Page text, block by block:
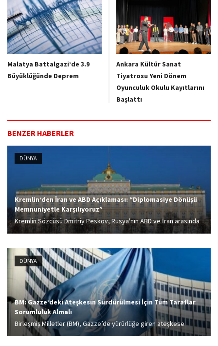
Malatya Battalgazi’de 3.9
Büyüklüğünde Deprem
Ankara Kültür Sanat
Tiyatrosu Yeni Dönem
Oyunculuk Okulu Kayıtlarını
Başlattı
BENZER HABERLER
DÜNYA
Kremlin’den İran ve ABD Açıklaması: “Diplomasiye Dönüşü
Memnuniyetle Karşılıyoruz”
Kremlin Sözcüsü Dmitriy Peskov, Rusya'nın ABD ve İran arasında
sağlanan ateşkesi memnuniyetle karşıladığını bildirdi.
DÜNYA
BM: Gazze’deki Ateşkesin Sürdürülmesi İçin Tüm Taraflar
Sorumluluk Almalı
Birleşmiş Milletler (BM), Gazze’de yürürlüğe giren ateşkese
rağmen süren İsrail’in saldırıları konusunda endişe duymaya